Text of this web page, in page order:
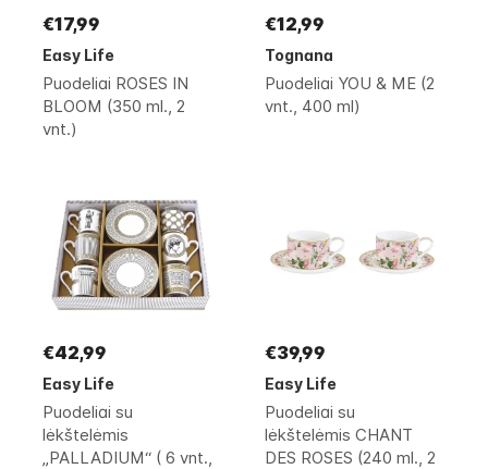
€17,99
Easy Life
Puodeliai ROSES IN
BLOOM (350 ml., 2
vnt.)
€12,99
Tognana
Puodeliai YOU & ME (2
vnt., 400 ml)
€42,99
Easy Life
Puodeliai su
lėkštelėmis
„PALLADIUM“ ( 6 vnt.,
€39,99
Easy Life
Puodeliai su
lėkštelėmis CHANT
DES ROSES (240 ml., 2